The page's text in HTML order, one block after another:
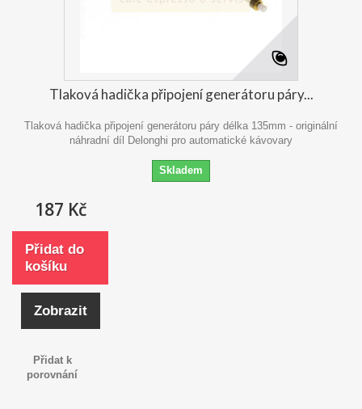
Tlaková hadička připojení generátoru páry...
Tlaková hadička připojení generátoru páry délka 135mm - originální
náhradní díl Delonghi pro automatické kávovary
Skladem
187 Kč
Přidat do
košíku
Zobrazit
Přidat k
porovnání